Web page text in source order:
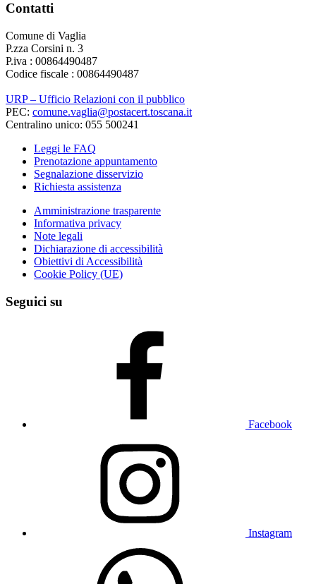
Contatti
Comune di Vaglia
P.zza Corsini n. 3
P.iva : 00864490487
Codice fiscale : 00864490487
URP – Ufficio Relazioni con il pubblico
PEC: comune.vaglia@postacert.toscana.it
Centralino unico: 055 500241
Leggi le FAQ
Prenotazione appuntamento
Segnalazione disservizio
Richiesta assistenza
Amministrazione trasparente
Informativa privacy
Note legali
Dichiarazione di accessibilità
Obiettivi di Accessibilità
Cookie Policy (UE)
Seguici su
Facebook
Instagram